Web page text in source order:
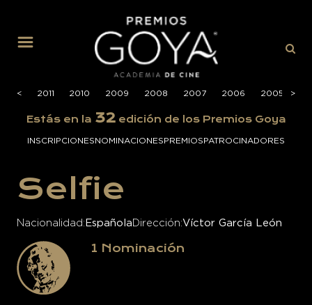
<
<
2012 2011 2010 2009 2008 2007 2006 2005 >
>
Estás en la 32edición de los Premios Goya
INSCRIPCIONESNOMINACIONESPREMIOSPATROCINADORES
Selfie
Nacionalidad Española Dirección Víctor García León
1 Nominación